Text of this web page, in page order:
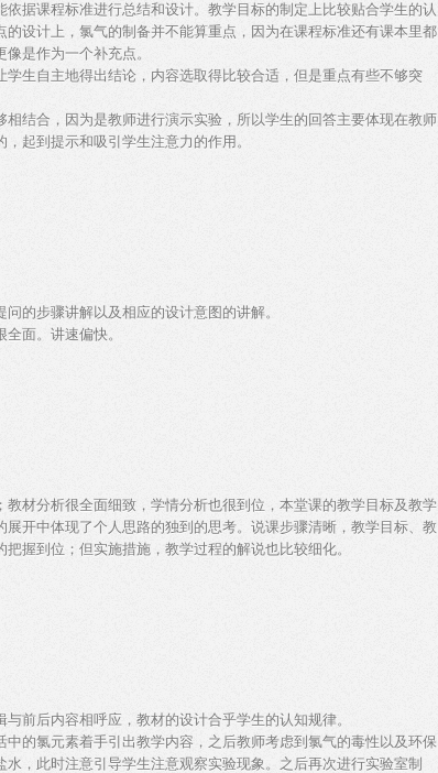
据课程标准进行总结和设计。教学目标的制定上比较贴合学生的认
设计上，氯气的制备并不能算重点，因为在课程标准还有课本里都
是作为一个补充点。
生自主地得出结论，内容选取得比较合适，但是重点有些不够突
结合，因为是教师进行演示实验，所以学生的回答主要体现在教师
起到提示和吸引学生注意力的作用。
的步骤讲解以及相应的设计意图的讲解。
面。讲速偏快。
材分析很全面细致，学情分析也很到位，本堂课的教学目标及教学
开中体现了个人思路的独到的思考。说课步骤清晰，教学目标、教
握到位；但实施措施，教学过程的解说也比较细化。
前后内容相呼应，教材的设计合乎学生的认知规律。
的氯元素着手引出教学内容，之后教师考虑到氯气的毒性以及环保
，此时注意引导学生注意观察实验现象。之后再次进行实验室制